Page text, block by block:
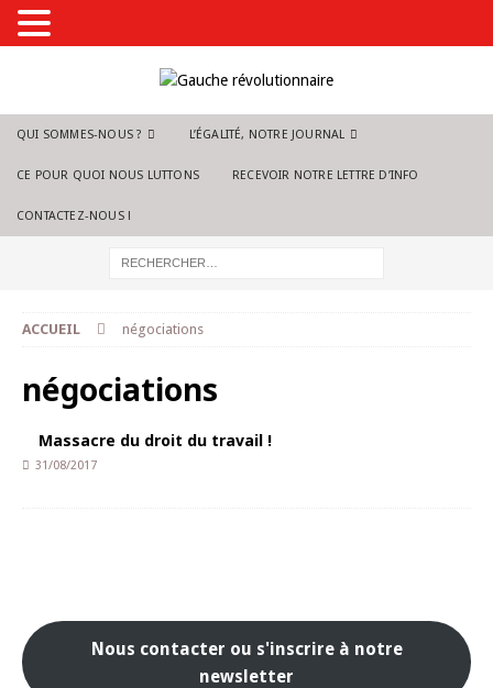
QUI SOMMES-NOUS ? L’ÉGALITÉ, NOTRE JOURNAL
CE POUR QUOI NOUS LUTTONS RECEVOIR NOTRE LETTRE D’INFO
CONTACTEZ-NOUS !
ACCUEIL négociations
négociations
Massacre du droit du travail !
31/08/2017
Nous contacter ou s'inscrire à notre
newsletter